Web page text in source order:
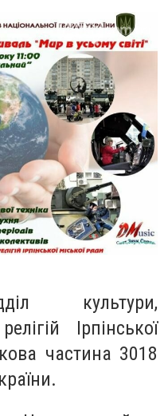
культури,
Ірпінської
частина 3018